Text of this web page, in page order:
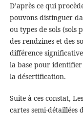
D’après ce qui
pouvons distinguer
ou types de sols (sols
des rendzines et des
différence
la base pour identifier
la désertification.
Suite à ces constat,
cartes semi-détaillées